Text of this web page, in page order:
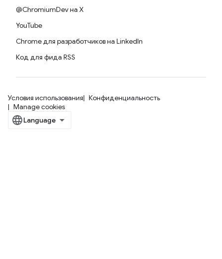
@ChromiumDev на X
YouTube
Chrome для разработчиков на LinkedIn
Код для фида RSS
Условия использования
Конфиденциальность
Manage cookies